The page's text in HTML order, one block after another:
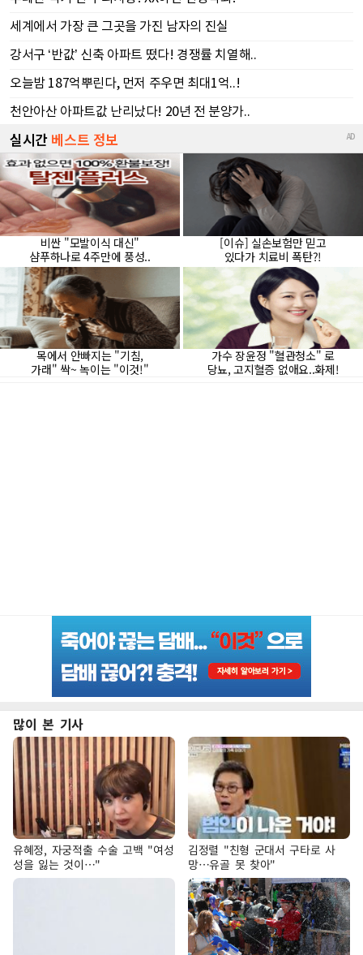
많이 본 기사
유혜정, 자궁적출 수술 고백 "여성
성을 잃는 것이…"
김정렬 "친형 군대서 구타로 사
망…유골 못 찾아"